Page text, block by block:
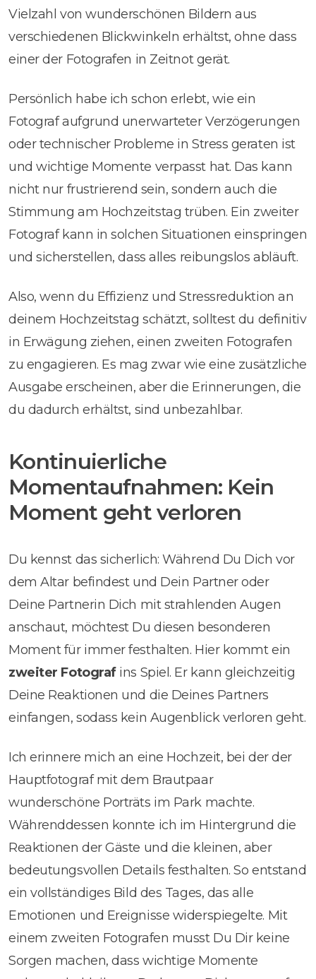
Vielzahl von wunderschönen Bildern aus
verschiedenen Blickwinkeln erhältst, ohne dass
einer der Fotografen in Zeitnot gerät.
Persönlich habe ich schon erlebt, wie ein
Fotograf aufgrund unerwarteter Verzögerungen
oder technischer Probleme in Stress geraten ist
und wichtige Momente verpasst hat. Das kann
nicht nur frustrierend sein, sondern auch die
Stimmung am Hochzeitstag trüben. Ein zweiter
Fotograf kann in solchen Situationen einspringen
und sicherstellen, dass alles reibungslos abläuft.
Also, wenn du Effizienz und Stressreduktion an
deinem Hochzeitstag schätzt, solltest du definitiv
in Erwägung ziehen, einen zweiten Fotografen
zu engagieren. Es mag zwar wie eine zusätzliche
Ausgabe erscheinen, aber die Erinnerungen, die
du dadurch erhältst, sind unbezahlbar.
Kontinuierliche
Momentaufnahmen: Kein
Moment geht verloren
Du kennst das sicherlich: Während Du Dich vor
dem Altar befindest und Dein Partner oder
Deine Partnerin Dich mit strahlenden Augen
anschaut, möchtest Du diesen besonderen
Moment für immer festhalten. Hier kommt ein
zweiter Fotografins Spiel. Er kann gleichzeitig
Deine Reaktionen und die Deines Partners
einfangen, sodass kein Augenblick verloren geht.
Ich erinnere mich an eine Hochzeit, bei der der
Hauptfotograf mit dem Brautpaar
wunderschöne Porträts im Park machte.
Währenddessen konnte ich im Hintergrund die
Reaktionen der Gäste und die kleinen, aber
bedeutungsvollen Details festhalten. So entstand
ein vollständiges Bild des Tages, das alle
Emotionen und Ereignisse widerspiegelte. Mit
einem zweiten Fotografen musst Du Dir keine
Sorgen machen, dass wichtige Momente